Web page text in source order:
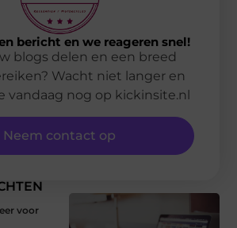
voor
bericht en we reageren snel!
blogs delen en een breed
Wacht niet langer en
vandaag nog op kickinsite.nl
Neem contact op